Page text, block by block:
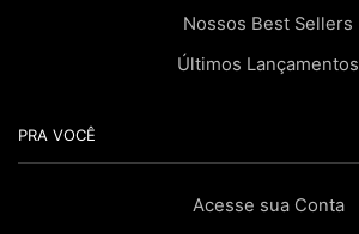
Nossos Best Sellers
Últimos Lançamentos
PRA VOCÊ
Acesse sua Conta